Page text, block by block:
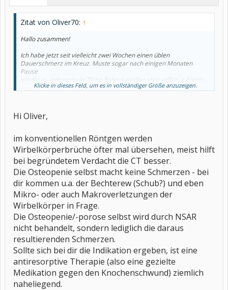
Zitat von Oliver70: ↑
Hallo zusammen!
Ich habe jetzt seit vielleicht zwei Wochen einen üblen
Dauerschmerz im Kreuz. Muste sogar nach einigen Monaten
Pause
wieder zu Indometacin 75mg Retard greifen aber selbst in Kombi
mit Oxycodon(niedrig dosiert) habe ich da Gefühl als wenn ich
herumkommen. Wie kann der Arzt den diese Microverletzungen
eigentlich
ähnliches diagnostizieren.Meine HÄ vermutet das die verstärkten
Beschwerden tatsächlich von der Osteopenie kommt, für eine
sekundäre Fibro, wie mein Rheumadoc vermutet fehlt der
"Wanderschmerz".
Helfen NSAR eigentlich überhaupt gegen Osteoporose oder
Osteopenie?
Vielen Dank und Grüße
Oliver
Klicke in dieses Feld, um es in vollständiger Größe anzuzeigen.
Hi Oliver,
im konventionellen Röntgen werden
Wirbelkörperbrüche öfter mal übersehen, meist hilft
bei begründetem Verdacht die CT besser.
Die Osteopenie selbst macht keine Schmerzen - bei
dir kommen u.a. der Bechterew (Schub?) und eben
Mikro- oder auch Makroverletzungen der
Wirbelkörper in Frage.
Die Osteopenie/-porose selbst wird durch NSAR
nicht behandelt, sondern lediglich die daraus
resultierenden Schmerzen.
Sollte sich bei dir die Indikation ergeben, ist eine
antiresorptive Therapie (also eine gezielte
Medikation gegen den Knochenschwund) ziemlich
naheliegend.